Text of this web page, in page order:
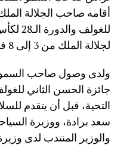
لجلالة الملك من 3 إلى 8 فبراير الجاري.
ولدى وصول صاحب السمو
جائزة الحسن الثاني
التحية، قبل أن يتقدم
سعد برادة، ووزيرة
والوزير المنتدب لدى